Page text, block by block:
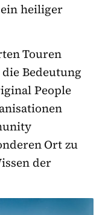
heiliger
Touren
Bedeutung
People
Ort zu
der